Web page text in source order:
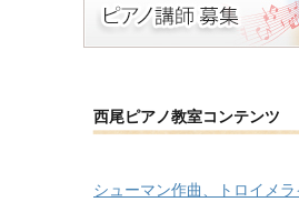
西尾ピアノ教室コンテンツ
シューマン作曲、トロイメ